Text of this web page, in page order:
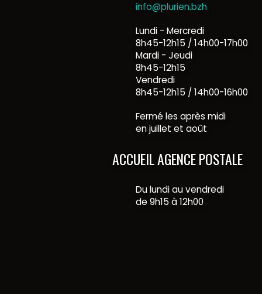
info@plurien.bzh
Lundi - Mercredi
8h45-12h15 / 14h00-17h00
Mardi - Jeudi
8h45-12h15
Vendredi
8h45-12h15 / 14h00-16h00
Fermé les après midi
en juillet et août
ACCUEIL AGENCE POSTALE
Du lundi au vendredi
de 9h15 à 12h00